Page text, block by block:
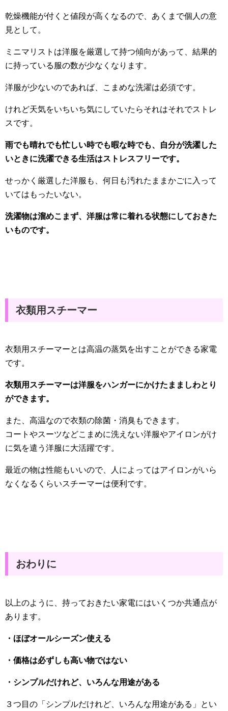
乾燥機能が付くと値段が高くなるので、あくまで個人の意
見として。
ミニマリストは洋服を厳選して持つ傾向があって、結果的
に持っている服の数が少なくなります。
洋服が少ないのであれば、こまめな洗濯は必須です。
けれど天気をいちいち気にしていたらそれはそれでストレ
スです。
雨でも晴れでも忙しい時でも暇な時でも、自分が洗濯した
いときに洗濯できる生活はストレスフリーです。
せっかく厳選した洋服も、何日も汚れたままかごに入って
いてはもったいない。
洗濯物は溜めこまず、洋服は常に着れる状態にしておきた
いものです。
衣類用スチーマー
衣類用スチーマーとは高温の蒸気を出すことができる家電
です。
衣類用スチーマーは洋服をハンガーにかけたまましわとり
ができます。
また、高温なので衣類の除菌・消臭もできます。
コートやスーツなどこまめに洗えない洋服やアイロンがけ
に気を遣う洋服に大活躍です。
最近の物は性能もいいので、人によってはアイロンがいら
なくなるくらいスチーマーは便利です。
おわりに
以上のように、持っておきたい家電にはいくつか共通点が
あります。
・ほぼオールシーズン使える
・価格は必ずしも高い物ではない
・シンプルだけれど、いろんな用途がある
３つ目の「シンプルだけれど、いろんな用途がある」とい